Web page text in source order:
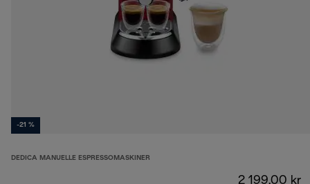
-21 %
DEDICA MANUELLE ESPRESSOMASKINER
2 199,00 kr